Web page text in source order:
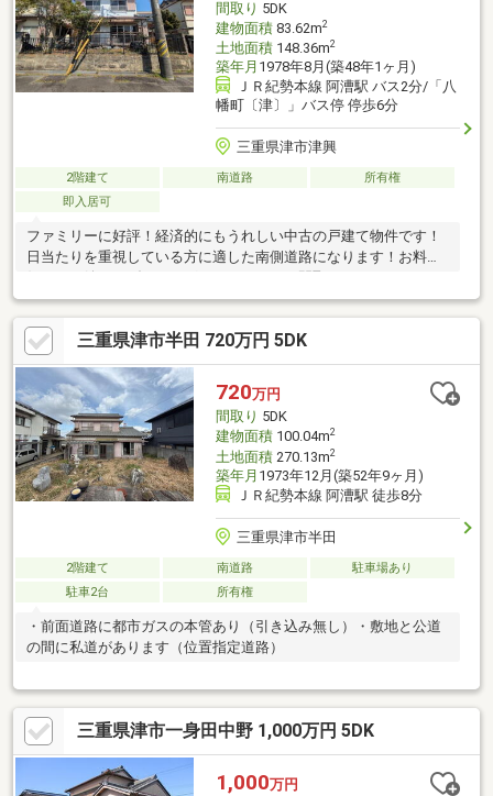
間取り 5DK
建物面積83.62m2
土地面積148.36m2
築年月 1978年8月(築48年1ヶ月)
ＪＲ紀勢本線 阿漕駅 バス2分/「八
幡町〔津〕」バス停 停歩6分
三重県津市津興
2階建て 南道路
所有権
即入居可
ファミリーに好評！経済的にもうれしい中古の戸建て物件です！
日当たりを重視している方に適した南側道路になります！お料理
す！価格が450万円の物件です！建物面積83.62㎡の物件で広々し
てます！すぐに引き渡しが可能な物件です(^^)
三重県津市半田 720万円 5DK
720万円
間取り 5DK
建物面積100.04m2
土地面積270.13m2
築年月 1973年12月(築52年9ヶ月)
ＪＲ紀勢本線 阿漕駅 徒歩8分
三重県津市半田
2階建て 南道路
駐車場あり
駐車2台
所有権
・前面道路に都市ガスの本管あり（引き込み無し）・敷地と公道
の間に私道があります（位置指定道路）
三重県津市一身田中野 1,000万円 5DK
1,000万円